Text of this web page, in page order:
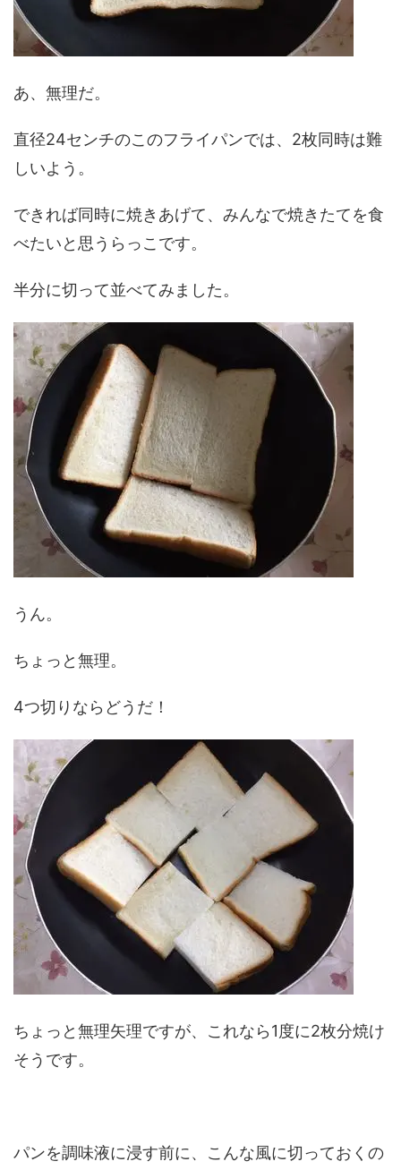
あ、無理だ。
直径24センチのこのフライパンでは、2枚同時は難
しいよう。
できれば同時に焼きあげて、みんなで焼きたてを食
べたいと思うらっこです。
半分に切って並べてみました。
うん。
ちょっと無理。
4つ切りならどうだ！
ちょっと無理矢理ですが、これなら1度に2枚分焼け
そうです。
パンを調味液に浸す前に、こんな風に切っておくの